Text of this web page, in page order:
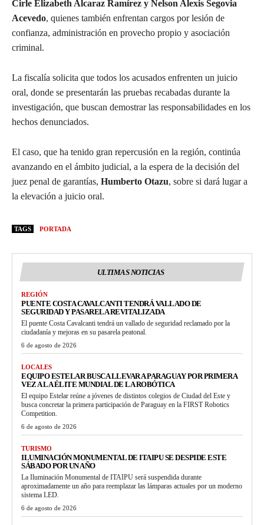
Cirle Elizabeth Alcaraz Ramírez y Nelson Alexis Segovia
Acevedo, quienes también enfrentan cargos por lesión de
confianza, administración en provecho propio y asociación
criminal.
La fiscalía solicita que todos los acusados enfrenten un juicio
oral, donde se presentarán las pruebas recabadas durante la
investigación, que buscan demostrar las responsabilidades en los
hechos denunciados.
El caso, que ha tenido gran repercusión en la región, continúa
avanzando en el ámbito judicial, a la espera de la decisión del
juez penal de garantías, Humberto Otazu, sobre si dará lugar a
la elevación a juicio oral.
TAGS PORTADA
ULTIMAS NOTICIAS
REGIÓN
PUENTE COSTA CAVALCANTI TENDRÁ VALLADO DE
SEGURIDAD Y PASARELA REVITALIZADA
El puente Costa Cavalcanti tendrá un vallado de seguridad reclamado por la
ciudadanía y mejoras en su pasarela peatonal.
6 de agosto de 2026
LOCALES
EQUIPO ESTELAR BUSCA LLEVAR A PARAGUAY POR PRIMERA
VEZ A LA ÉLITE MUNDIAL DE LA ROBÓTICA
El equipo Estelar reúne a jóvenes de distintos colegios de Ciudad del Este y
busca concretar la primera participación de Paraguay en la FIRST Robotics
Competition.
6 de agosto de 2026
TURISMO
ILUMINACIÓN MONUMENTAL DE ITAIPU SE DESPIDE ESTE
SÁBADO POR UN AÑO
La Iluminación Monumental de ITAIPU será suspendida durante
aproximadamente un año para reemplazar las lámparas actuales por un moderno
sistema LED.
6 de agosto de 2026